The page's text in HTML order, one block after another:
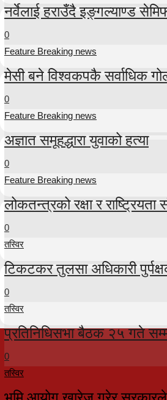
नर्वेलाई हराउँदै इङ्गल्याण्ड
0
Feature Breaking news
मेसी बने विश्वकपकै सर्वाधिक
0
Feature Breaking news
अज्ञात समूहद्धारा युवाको हत्या
0
Feature Breaking news
लोकतन्त्रको रक्षा र
0
तस्विर
टिकटकर तुलसा अधिकारी
0
तस्विर
प्रतिनिधिसभा बैठक २५ गते
0
तस्विर